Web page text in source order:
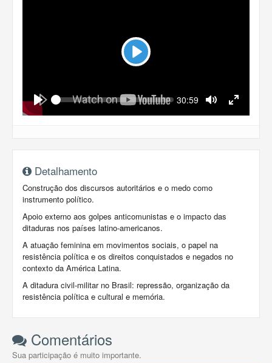
Play
Play
Seek Current
30:59
Mute Fullscreen
Detalhamento
Construção dos discursos autoritários e o medo como
instrumento político.
Apoio externo aos golpes anticomunistas e o impacto das
ditaduras nos países latino-americanos.
A atuação feminina em movimentos sociais, o papel na
resistência política e os direitos conquistados e negados no
contexto da América Latina.
A ditadura civil-militar no Brasil: repressão, organização da
resistência política e cultural e memória.
Comentários
Sua participação é muito importante.